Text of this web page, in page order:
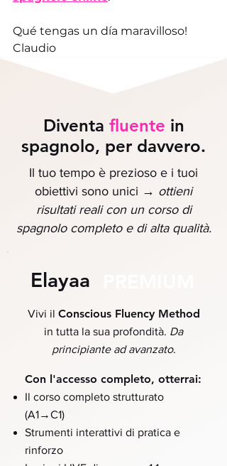
Qué tengas un día maravilloso!
Claudio
Diventa fluente in
spagnolo, per davvero.
Il tuo tempo è prezioso e i tuoi
obiettivi sono unici → ottieni
risultati reali con un corso di
spagnolo completo e di alta qualità.
Elayaa
Vivi il Conscious Fluency Method
in tutta la sua profondità. Da
principiante ad avanzato.
Con l'accesso completo, otterrai:
Il corso completo strutturato
(A1→C1)
Strumenti interattivi di pratica e
rinforzo